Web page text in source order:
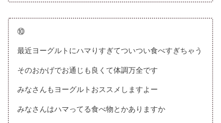
⑩
最近ヨーグルトにハマりすぎてついつい食べすぎちゃう
そのおかげでお通じも良くて体調万全です
みなさんもヨーグルトおススメしますよー
みなさんはハマってる食べ物とかありますか